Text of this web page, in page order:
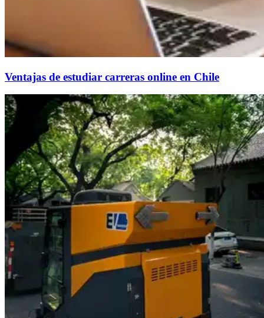
Ventajas de estudiar carreras online en Chile